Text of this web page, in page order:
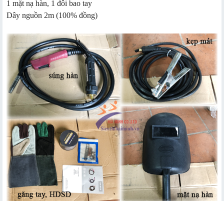
1 mặt nạ hàn, 1 đôi bao tay
Dây nguồn 2m (100% đồng)